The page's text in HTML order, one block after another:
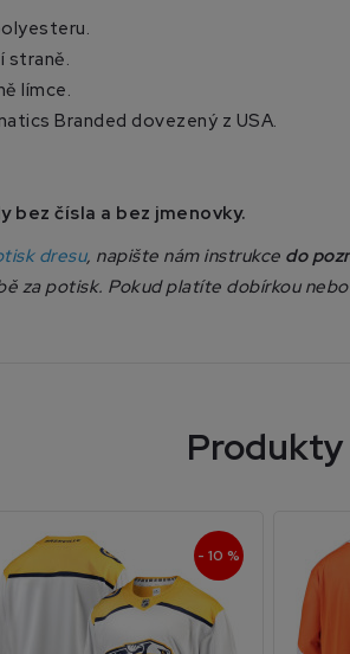
straně.
límce.
Branded dovezený z USA.
bez čísla a bez jmenovky.
dresu, napište nám instrukce do
za potisk. Pokud platíte dobírkou
Produkty
- 10 %